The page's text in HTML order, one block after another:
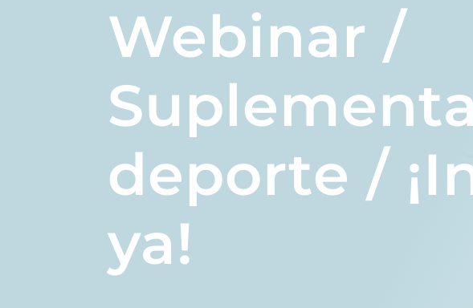
Webinar /
deporte /
ya!